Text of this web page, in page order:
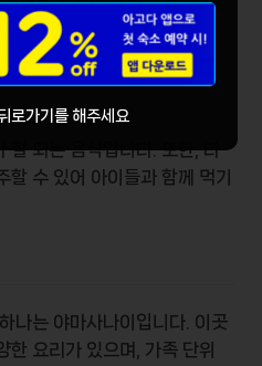
습니다.
잘 되는 음식입니다. 또한, 다
수 있어 아이들과 함께 먹기
나는 야마사나이 입니다. 이곳
한 요리가 있으며, 가족 단위
로가기를 해주세요